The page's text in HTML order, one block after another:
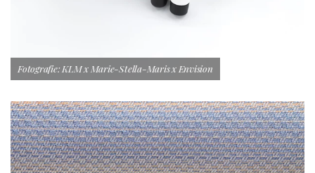
Fotografie: KLM x Marie-Stella-Maris x Envision